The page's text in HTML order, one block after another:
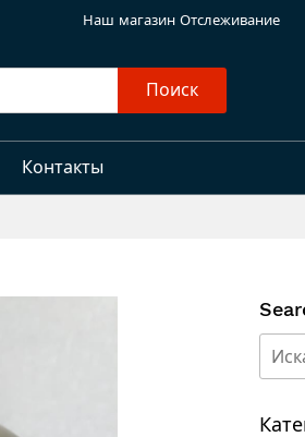
Наш магазин Отслеживание
Поиск
Контакты